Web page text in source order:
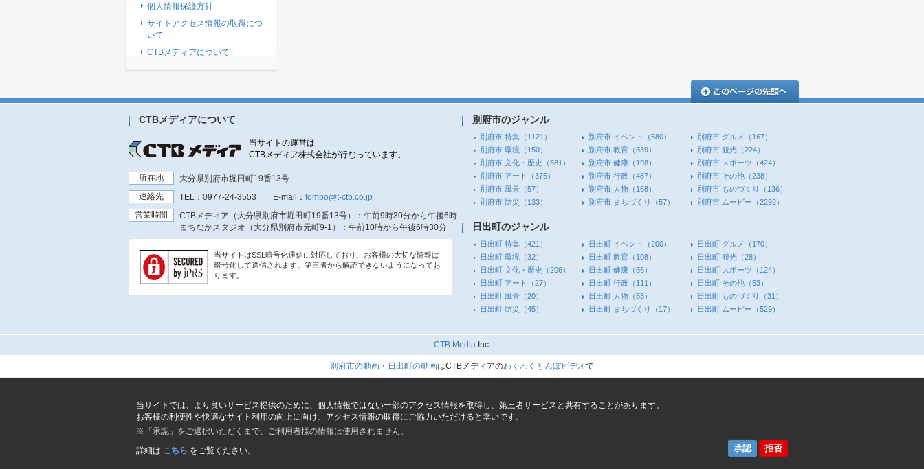
個人情報保護方針
サイトアクセス情報の取得につ
いて
CTBメディアについて
CTBメディアについて
当サイトの運営は
CTBメディア株式会社が行なっています。
所在地
大分県別府市堀田町19番13号
連絡先
TEL： 0977-24-3553 E-mail： tombo@t-ctb.co.jp
営業時間
CTBメディア（大分県別府市堀田町19番13号）
：午前9時30分から午後6時
まちなかスタジオ（大分県別府市元町9-1）
：午前10時から午後6時30分
当サイトはSSL暗号化通信に対応しており、お客様の大切な情報は
暗号化して送信されます。第三者から解読できないようになってお
ります。
別府市のジャンル
別府市 特集 （1121） 別府市 イベント （580） 別府市 グルメ
（167）
別府市 環境 （150） 別府市 教育 （539） 別府市 観光 （224）
別府市 文化・歴史 （581） 別府市 健康 （198） 別府市 スポーツ （424）
別府市 アート
（375） 別府市 行政 （487） 別府市 その他 （238）
別府市 風景 （57） 別府市 人物 （168） 別府市 ものづくり
（136）
別府市 防災
（133） 別府市 まちづくり （57） 別府市 ムービー （2292）
日出町のジャンル
日出町 特集 （421） 日出町 イベント （200） 日出町 グルメ
（170）
日出町 環境 （32） 日出町 教育 （108） 日出町 観光 （28）
日出町 文化・歴史 （206） 日出町 健康 （56） 日出町 スポーツ （124）
日出町 アート
（27） 日出町 行政 （111） 日出町 その他 （53）
日出町 風景 （20） 日出町 人物 （53） 日出町 ものづくり
（31）
日出町 防災
（45） 日出町 まちづくり （17） 日出町 ムービー （529）
CTB MediaInc.
別府市の動画 ・ 日出町の動画はCTBメディアのわくわくとんぼビデオで
当サイトでは、より良いサービス提供のために、 個人情報ではない一部のアクセス情報を取得し、第三者サービスと共有することがあります。
お客様の利便性や快適なサイト利用の向上に向け、アクセス情報の取得にご協力いただけると幸いです。
※「承認」をご選択いただくまで、ご利用者様の情報は使用されません。
詳細は こちら をご覧ください。